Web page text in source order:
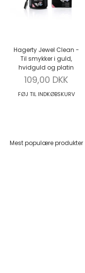
Hagerty Jewel Clean -
Til smykker i guld,
hvidguld og platin
Salgspris
109,00 DKK
FØJ TIL INDKØBSKURV
Mest populære produkter